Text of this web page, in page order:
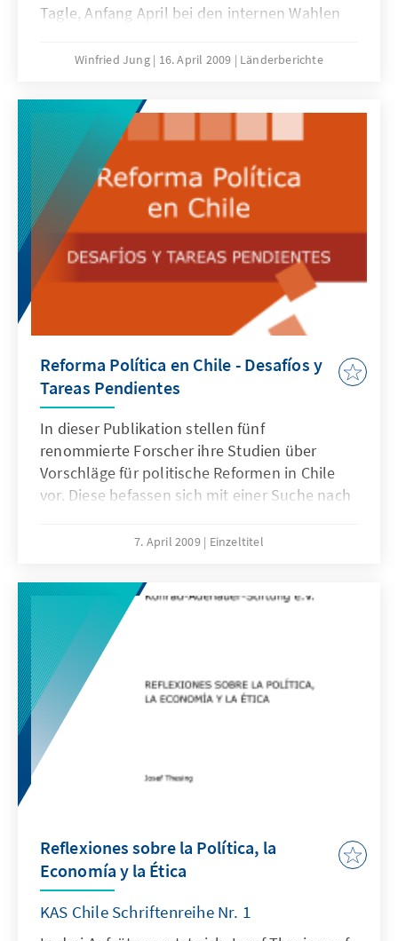
Tagle, Anfang April bei den internen Wahlen
Concertación gegen seinen Herausforderer,
lautete schließlich 65 Prozent für Frei und 35
Prozent für Gómez. Frei ist damit der offizielle
Kandidat des Mitte-Links-Bündnisses für die
kommenden Präsidentschaftswahlen in Chile,
die für Anfang Dezember dieses Jahres
angesetzt sind.
Winfried Jung 16. April 2009 Länderberichte
Reforma Política en Chile - Desafíos y
Tareas Pendientes
In dieser Publikation stellen fünf
renommierte Forscher ihre Studien über
Vorschläge für politische Reformen in Chile
vor. Diese befassen sich mit einer Suche nach
zu erhöhen, die Dezentralisierung weiter
erneuern, ein Einkammersystem auf seine
Machbarkeit hin zu überprüfen und die starke
Machtkonzentration eines präsidentiellen
Systems durch ein semipräsidentielles zu
aufzuheben.
7. April 2009 Einzeltitel
Reflexiones sobre la Política, la
Economía y la Ética
KAS Chile Schriftenreihe Nr. 1